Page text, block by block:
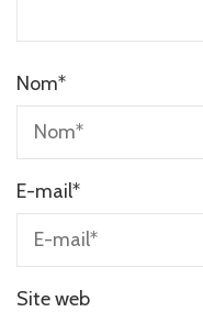
Nom*
E-mail*
Site web